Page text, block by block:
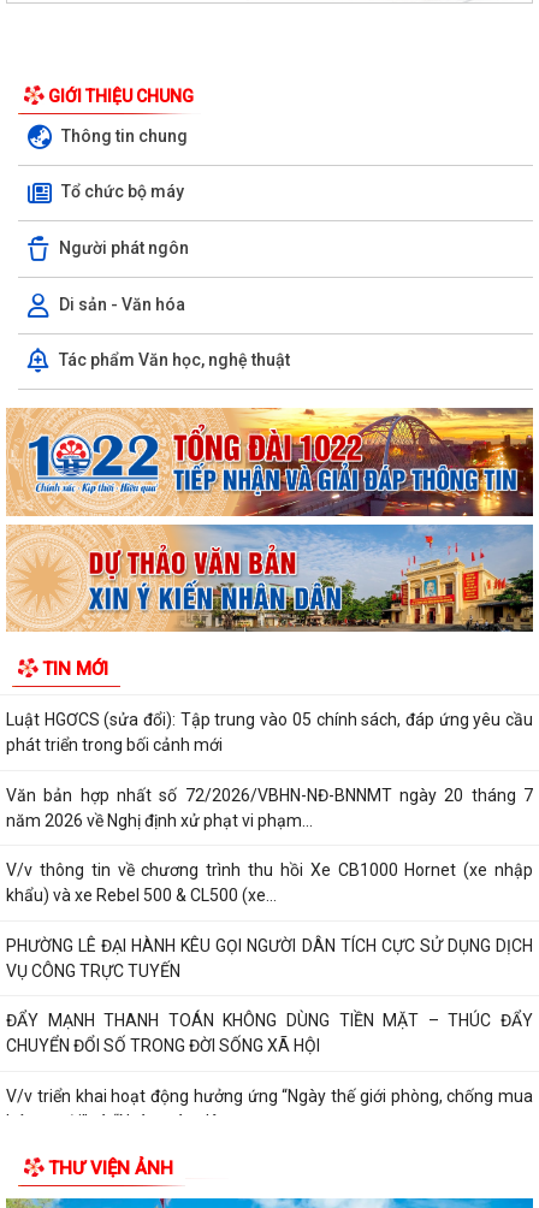
GIỚI THIỆU CHUNG
Thông tin chung
Tổ chức bộ máy
Người phát ngôn
Di sản - Văn hóa
Tác phẩm Văn học, nghệ thuật
TIN MỚI
phục vụ Dự án tuyến đường...
THÔNG BÁO THU HỒI ĐẤT ĐỂ THỰC HIỆN DỰ ÁN BỒI THƯỜNG, HỖ
TRỢ, GIẢI PHÓNG MẶT BẰNG, PHỤC VỤ DỰ ÁN...
PHƯỜNG LÊ ĐẠI HÀNH TỔ CHỨC HỘI NGHỊ TRIỂN KHAI THÔNG TIN VỀ
CÔNG TÁC GIẢI PHÓNG MẶT BẰNG DỰ ÁN...
PHƯỜNG LÊ ĐẠI HÀNH TỔ CHỨC LỄ CẦU SIÊU TRI ÂN CÁC ANH HÙNG
LIỆT SĨ
ĐỂ PHÒNG TRÁNH
Luật HGƠCS (sửa đổi): Tập trung vào 05 chính sách, đáp ứng yêu cầu
phát triển trong bối cảnh mới
Văn bản hợp nhất số 72/2026/VBHN-NĐ-BNNMT ngày 20 tháng 7
năm 2026 về Nghị định xử phạt vi phạm...
V/v thông tin về chương trình thu hồi Xe CB1000 Hornet (xe nhập
khẩu) và xe Rebel 500 & CL500 (xe...
PHƯỜNG LÊ ĐẠI HÀNH KÊU GỌI NGƯỜI DÂN TÍCH CỰC SỬ DỤNG DỊCH
VỤ CÔNG TRỰC TUYẾN
ĐẨY MẠNH THANH TOÁN KHÔNG DÙNG TIỀN MẶT – THÚC ĐẨY
CHUYỂN ĐỔI SỐ TRONG ĐỜI SỐNG XÃ HỘI
V/v triển khai hoạt động hưởng ứng “Ngày thế giới phòng, chống mua
bán người” và “Ngày toàn dân...
Kế hoạch triển khai cài đặt, sử dụng ứng dựng eTax mobile phục vụ
nộp thuế sử dụng đất phi nông...
THƯ VIỆN ẢNH